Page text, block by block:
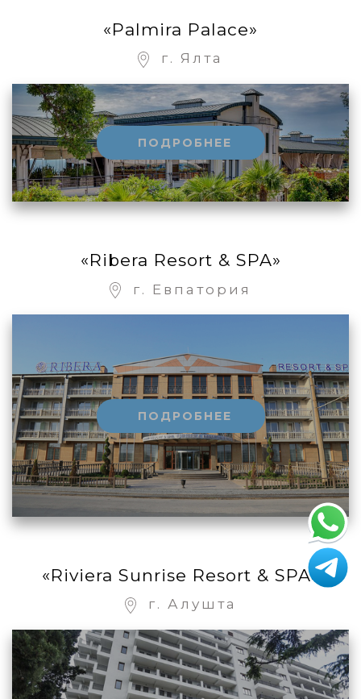
«Palmira Palace»
г. Ялта
ПОДРОБНЕЕ
«Ribera Resort & SPA»
г. Евпатория
ПОДРОБНЕЕ
«Riviera Sunrise Resort & SPA»
г. Алушта